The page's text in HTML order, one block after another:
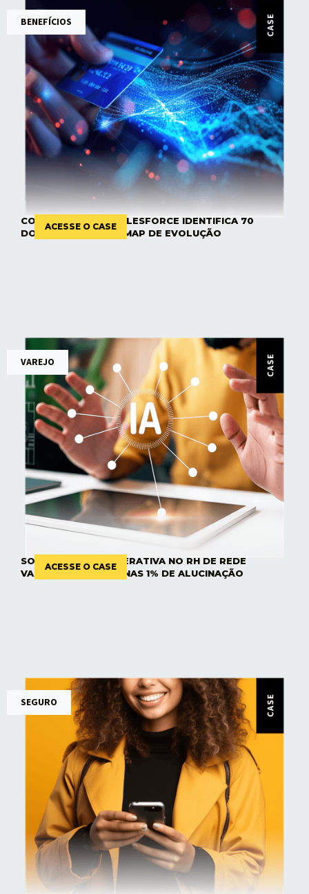
BENEFÍCIOS
ACESSE O CASE
CONSULTORIA EM SALESFORCE IDENTIFICA 70
DORES E CRIA ROADMAP DE EVOLUÇÃO
VAREJO
ACESSE O CASE
SOLUÇÃO DE IA GENERATIVA NO RH DE REDE
VAREJISTA COM APENAS 1% DE ALUCINAÇÃO
SEGURO